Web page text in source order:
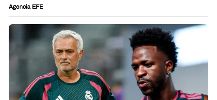
Agencia EFE